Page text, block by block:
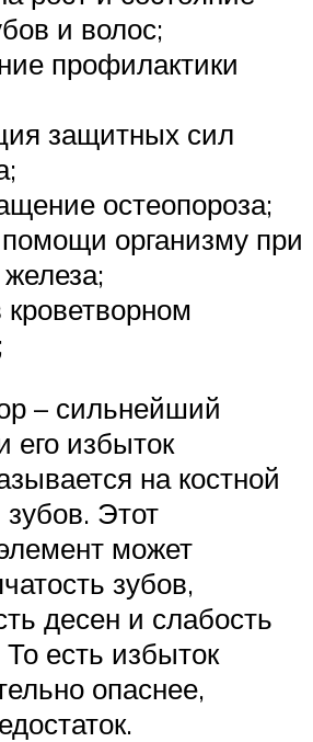
и волос;
профилактики
защитных сил
остеопороза;
организму при
кроветворном
– сильнейший
его избыток
на костной
Этот
может
зубов,
десен и слабость
То есть избыток
опаснее,